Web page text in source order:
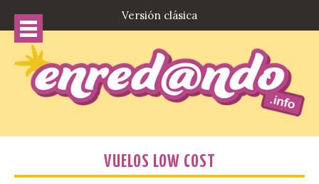
Versión clásica
VUELOS LOW COST